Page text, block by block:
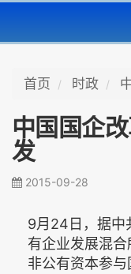
首页 时政
中国国企
发
2015-09-28
9月24日，据中
有企业发展混
非公有资本参